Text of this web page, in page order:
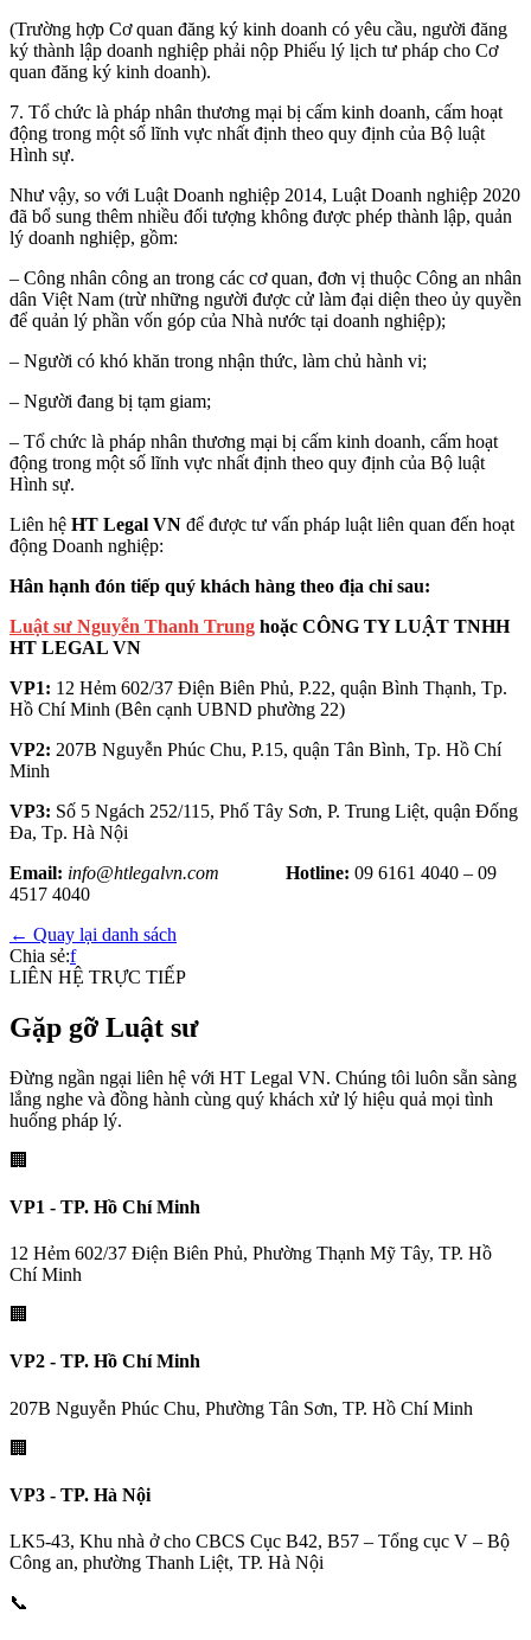
(Trường hợp Cơ quan đăng ký kinh doanh có yêu cầu, người đăng
ký thành lập doanh nghiệp phải nộp Phiếu lý lịch tư pháp cho Cơ
quan đăng ký kinh doanh).
7. Tổ chức là pháp nhân thương mại bị cấm kinh doanh, cấm hoạt
động trong một số lĩnh vực nhất định theo quy định của Bộ luật
Hình sự.
Như vậy, so với Luật Doanh nghiệp 2014, Luật Doanh nghiệp 2020
đã bổ sung thêm nhiều đối tượng không được phép thành lập, quản
lý doanh nghiệp, gồm:
– Công nhân công an trong các cơ quan, đơn vị thuộc Công an nhân
dân Việt Nam (trừ những người được cử làm đại diện theo ủy quyền
để quản lý phần vốn góp của Nhà nước tại doanh nghiệp);
– Người có khó khăn trong nhận thức, làm chủ hành vi;
– Người đang bị tạm giam;
– Tổ chức là pháp nhân thương mại bị cấm kinh doanh, cấm hoạt
động trong một số lĩnh vực nhất định theo quy định của Bộ luật
Hình sự.
Liên hệ HT Legal VN để được tư vấn pháp luật liên quan đến hoạt
động Doanh nghiệp:
Hân hạnh đón tiếp quý khách hàng theo địa chỉ sau:
Luật sư Nguyễn Thanh Trung hoặc CÔNG TY LUẬT TNHH
HT LEGAL VN
VP1: 12 Hẻm 602/37 Điện Biên Phủ, P.22, quận Bình Thạnh, Tp.
Hồ Chí Minh (Bên cạnh UBND phường 22)
VP2: 207B Nguyễn Phúc Chu, P.15, quận Tân Bình, Tp. Hồ Chí
Minh
VP3: Số 5 Ngách 252/115, Phố Tây Sơn, P. Trung Liệt, quận Đống
Đa, Tp. Hà Nội
Email: info@htlegalvn.com Hotline: 09 6161 4040 – 09
4517 4040
← Quay lại danh sách
Chia sẻ:f
LIÊN HỆ TRỰC TIẾP
Gặp gỡ Luật sư
Đừng ngần ngại liên hệ với HT Legal VN. Chúng tôi luôn sẵn sàng
lắng nghe và đồng hành cùng quý khách xử lý hiệu quả mọi tình
huống pháp lý.
🏢
VP1 - TP. Hồ Chí Minh
12 Hẻm 602/37 Điện Biên Phủ, Phường Thạnh Mỹ Tây, TP. Hồ
Chí Minh
🏢
VP2 - TP. Hồ Chí Minh
207B Nguyễn Phúc Chu, Phường Tân Sơn, TP. Hồ Chí Minh
🏢
VP3 - TP. Hà Nội
LK5-43, Khu nhà ở cho CBCS Cục B42, B57 – Tổng cục V – Bộ
Công an, phường Thanh Liệt, TP. Hà Nội
📞